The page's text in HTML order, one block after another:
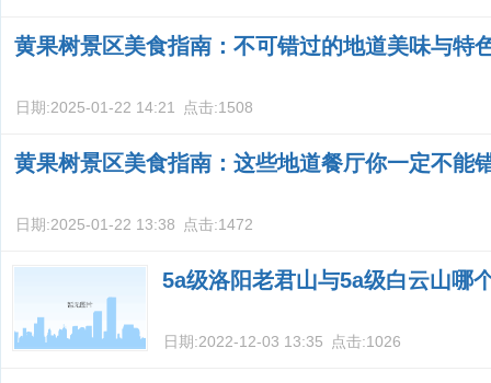
黄果树景区美食指南：不可错过的地道美味与特
日期:2025-01-22 14:21 点击:1508
黄果树景区美食指南：这些地道餐厅你一定不能
日期:2025-01-22 13:38 点击:1472
5a级洛阳老君山与5a级白云山哪
日期:2022-12-03 13:35 点击:1026